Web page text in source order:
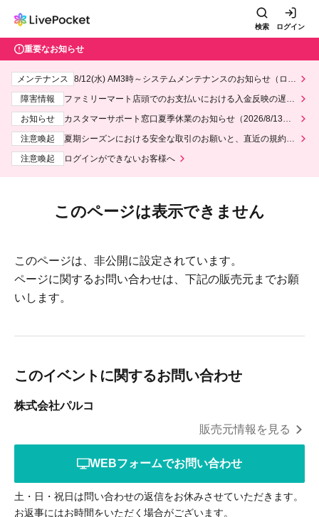
検索 ログイン
重要なお知らせ
メンテナンス
8/12(水) AM3時～システムメンテナンスのお知らせ（ロー
障害情報
ファミリーマート店頭でのお支払いにおける入金反映の遅延
お知らせ
カスタマーサポート窓口夏季休業のお知らせ（2026/8/13～2
注意喚起
夏期シーズンにおける安全な取引のお願いと、直近の規約違
注意喚起
ログインができないお客様へ
このページは表示できません
このページは、非公開に設定されています。
ページに関するお問い合わせは、下記の販売元までお願
いします。
このイベントに関するお問い合わせ
株式会社パルコ
販売元情報を見る
WEBフォームでお問い合わせ
土・日・祝日は問い合わせの返信をお休みさせていただきます。
お返事にはお時間をいただく場合がございます。